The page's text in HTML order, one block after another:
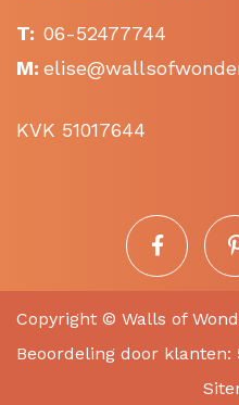
T: 06-52477744
M:
KVK 51017644
Copyright © Walls of
Beoordeling door klanten: